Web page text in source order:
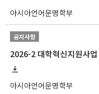
아시아언어문명학부
공지사항
아시아언어문명학부